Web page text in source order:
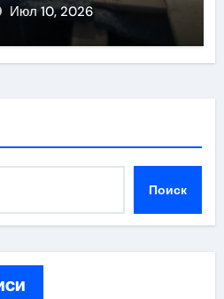
Июл 10, 2026
Поиск